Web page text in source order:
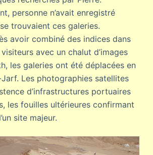
personne n’avait enregistré
trouvaient ces galeries.
avoir combiné des indices dans
avec un chalut d’images
les galeries ont été déplacées en
Les photographies satellites
d’infrastructures portuaires
les fouilles ultérieures confirmant
site majeur.